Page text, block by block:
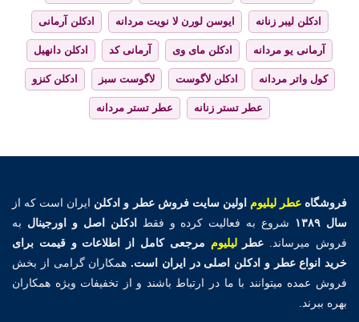
ادکلن لیبر زنانه ایوسن لورن لا نویت مردانه ادکلن آرمانی
آرمانی یو مردانه ادکلن مای وی آرمانی کد ادکلن دانهیل
کول واتر مردانه ادکلن لاگوست لاگوست سبز ادکلن کنزو
عطر تستر زنانه عطر تستر مردانه
فروشگاهعطر لیلیوم اولین سایت فروش عطر و ادکلن ایران است که از
سال ۱۳۸۹
شروع به فعالیت کرده و فقط ادکلن اصل و اورجینال به
فروش میرساند. عطرلیلیوم مرجعی کامل از اطلاعات و قیمت برای
خرید انواع عطر و ادکلن اصلی در ایران است. همکاران گرامی از بخش
فروش عمده میتوانند با ما در ارتباط باشند و از تخفیفات ویژه همکاران
بهره ببرند.